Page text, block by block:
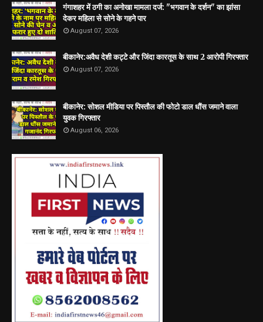
गंगाशहर में ठगी का अनोखा मामला दर्ज: "भगवान के दर्शन" का झांसा
देकर महिला से सोने के गहने पार
August 07, 2026
बीकानेर:अवैध देशी कट्टे और जिंदा कारतूस के साथ 2 आरोपी गिरफ्तार
August 07, 2026
बीकानेर: सोशल मीडिया पर पिस्तौल की फोटो डाल धौंस जमाने वाला
युवक गिरफ्तार
August 06, 2026